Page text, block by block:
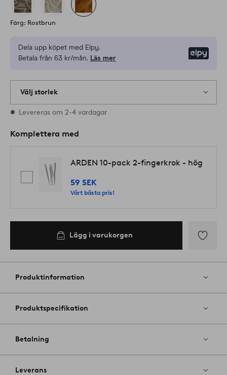
Färg: Rostbrun
Dela upp köpet med Elpy.
Betala från 63 kr/mån. Läs mer
Välj storlek
Alla storlekar finns i lager
Levereras om 2-4 vardagar
Komplettera med
ARDEN 10-pack 2-fingerkrok - hög
59 SEK
Vårt bästa pris!
Lägg i varukorgen
till
favoriter
Produktinformation
Produktspecifikation
Betalning
Leverans